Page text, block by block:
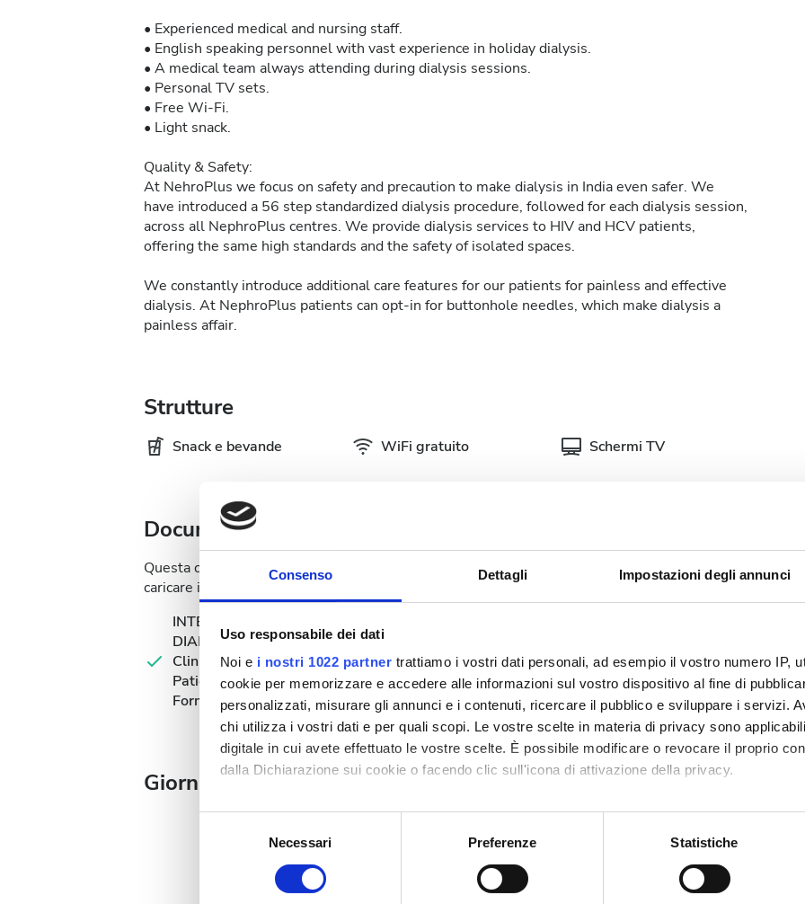
Consenso Dettagli Impostazioni degli annunci
Uso responsabile dei dati
Noi e i nostri 1022 partner trattiamo i vostri dati personali, ad esempio il vostro numero IP,
cookie per memorizzare e accedere alle informazioni sul vostro dispositivo al fine di
personalizzati, misurare gli annunci e i contenuti, ricercare il pubblico e sviluppare i servizi.
chi utilizza i vostri dati e per quali scopi. Le vostre scelte in materia di privacy sono
digitale in cui avete effettuato le vostre scelte. È possibile modificare o revocare il proprio
dalla Dichiarazione sui cookie o facendo clic sull'icona di attivazione della privacy.
Con il tuo consenso, vorremmo anche:
raccogliere informazioni sulla tua posizione geografica, con un'approssimazione di
digitali).
Necessari Preferenze Statistiche
• Experienced medical and nursing staff.
• English speaking personnel with vast experience in holiday dialysis.
• A medical team always attending during dialysis sessions.
• Personal TV sets.
• Free Wi-Fi.
• Light snack.
Quality & Safety:
At NehroPlus we focus on safety and precaution to make dialysis in India even safer. We
have introduced a 56 step standardized dialysis procedure, followed for each dialysis session,
across all NephroPlus centres. We provide dialysis services to HIV and HCV patients,
offering the same high standards and the safety of isolated spaces.
We constantly introduce additional care features for our patients for painless and effective
dialysis. At NephroPlus patients can opt-in for buttonhole needles, which make dialysis a
painless affair.
Strutture
Snack e bevande WiFi gratuito Schermi TV
Documentazione medica
Questa clinica richiede documentazione medica specifica per i trattamenti di dialisi. Puoi
caricare i documenti online o portarli in clinica quando arrivi.
INTERNATIONAL
DIALYSIS REQUEST
Clinical Information &
Patient Identification
Form
Giorni disponibili per il trattamento
2026 Settembre